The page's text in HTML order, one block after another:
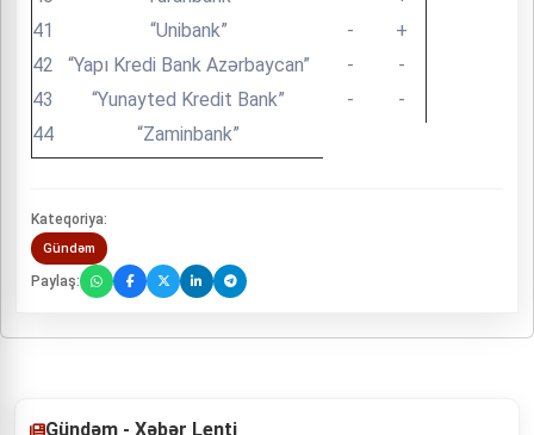
41
“Unibank” -
+
42
“Yapı Kredi Bank Azərbaycan” -
-
43
“Yunayted Kredit Bank” -
-
44
“Zaminbank”
Kateqoriya:
Gündəm
Paylaş:
Gündəm - Xəbər Lenti